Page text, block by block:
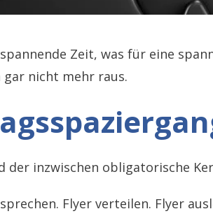
Zeit, was für eine
gar nicht mehr raus.
der inzwischen obligatorische
Flyer verteilen. Flyer